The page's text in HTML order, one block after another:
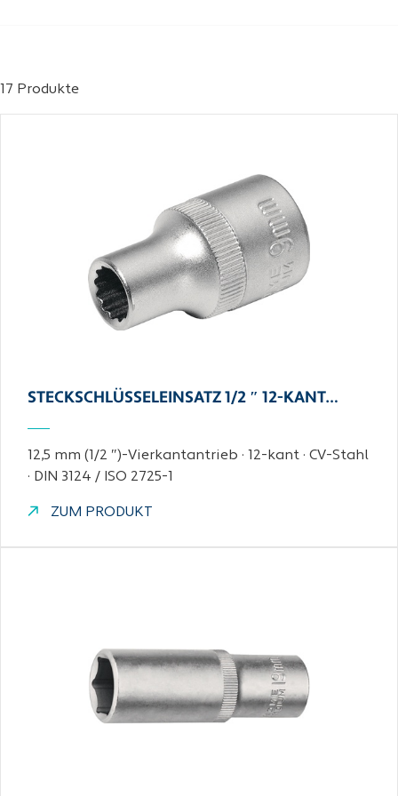
17 Produkte
STECKSCHLÜSSELEINSATZ 1/2 ″ 12-KANT…
12,5 mm (1/2 ″)-Vierkantantrieb · 12-kant · CV-Stahl
· DIN 3124 / ISO 2725-1
ZUM PRODUKT